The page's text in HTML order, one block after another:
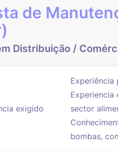
de
Distribuição /
exigido
Experiência
Experiencia
sector
bombas,